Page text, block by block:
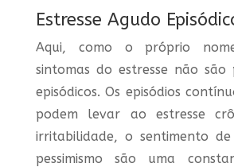
Estresse Agudo
Aqui, como o próprio
sintomas do estresse não são
episódicos. Os episódios
podem levar ao estresse
irritabilidade, o sentimento
pessimismo são uma